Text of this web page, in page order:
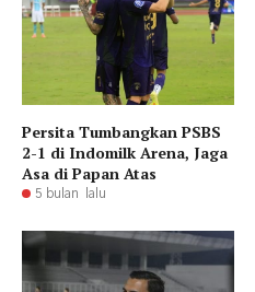
Persita Tumbangkan PSBS
2-1 di Indomilk Arena, Jaga
Asa di Papan Atas
5 bulan lalu